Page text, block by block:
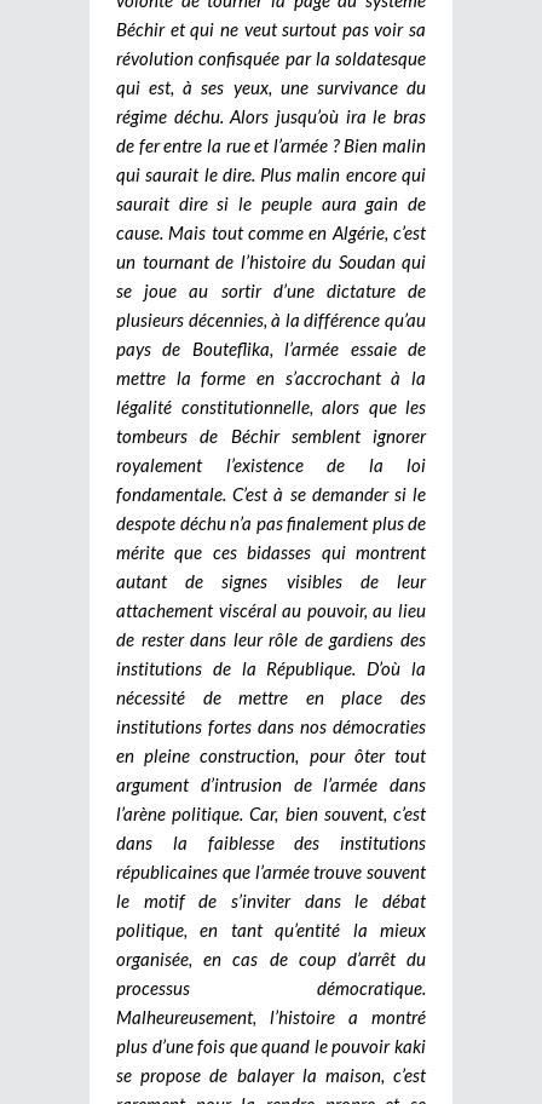
Béchir et qui ne veut surtout pas voir sa
révolution confisquée par la soldatesque
qui est, à ses yeux, une survivance du
régime déchu.Alors jusqu’où ira le bras
de fer entre la rue et l’armée ? Bien malin
qui saurait le dire. Plus malin encore qui
saurait dire si le peuple aura gain de
cause. Mais tout comme en Algérie, c’est
un tournant de l’histoire du Soudan qui
se joue au sortir d’une dictature de
plusieurs décennies, à la différence qu’au
pays de Bouteflika, l’armée essaie de
mettre la forme en s’accrochant à la
légalité constitutionnelle, alors que les
tombeurs de Béchir semblent ignorer
royalement l’existence de la loi
fondamentale. C’est à se demander si le
despote déchu n’a pas finalement plus de
mérite que ces bidasses qui montrent
autant de signes visibles de leur
attachement viscéral au pouvoir, au lieu
de rester dans leur rôle de gardiens des
institutions de la République. D’où la
nécessité de mettre en place des
institutions fortes dans nos démocraties
en pleine construction, pour ôter tout
argument d’intrusion de l’armée dans
l’arène politique. Car, bien souvent, c’est
dans la faiblesse des institutions
républicaines que l’armée trouve souvent
le motif de s’inviter dans le débat
politique, en tant qu’entité la mieux
organisée, en cas de coup d’arrêt du
processus démocratique.
Malheureusement, l’histoire a montré
plus d’une fois que quand le pouvoir kaki
se propose de balayer la maison, c’est